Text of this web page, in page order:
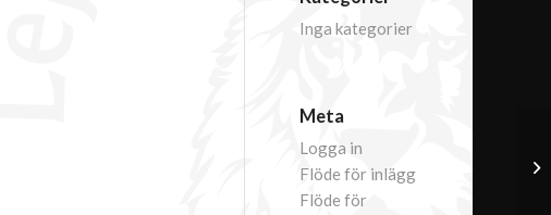
Inga kategorier
Meta
Logga in
Flöde för inlägg
Flöde för